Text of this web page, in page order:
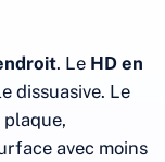
. Le HD en
dissuasive. Le
avec moins